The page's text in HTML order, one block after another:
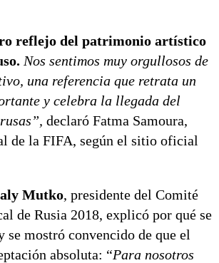
reflejo del patrimonio artístico
Nos sentimos muy orgullosos de
una referencia que retrata un
y celebra la llegada del
declaró Fatma Samoura,
de la FIFA, según el sitio oficial
Mutko, presidente del Comité
de Rusia 2018, explicó por qué se
se mostró convencido de que el
absoluta: “Para nosotros